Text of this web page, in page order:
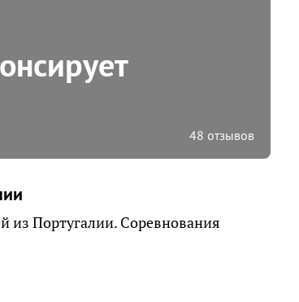
48 отзывов
из Португалии. Соревнования